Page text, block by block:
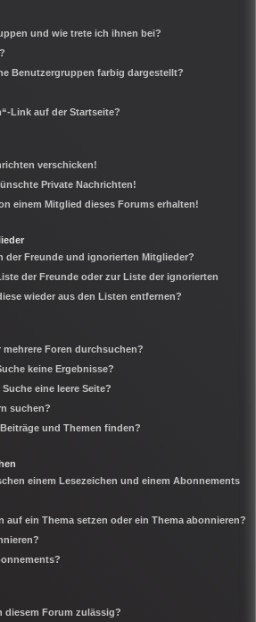
und wie trete ich ihnen bei?
Benutzergruppen farbig dargestellt?
Link auf der Startseite?
verschicken!
Private Nachrichten!
einem Mitglied dieses Forums erhalten!
der Freunde und ignorierten Mitglieder?
der Freunde oder zur Liste der ignorierten
wieder aus den Listen entfernen?
Foren durchsuchen?
keine Ergebnisse?
eine leere Seite?
suchen?
und Themen finden?
einem Lesezeichen und einem Abonnements
auf ein Thema setzen oder ein Thema abonnieren?
diesem Forum zulässig?